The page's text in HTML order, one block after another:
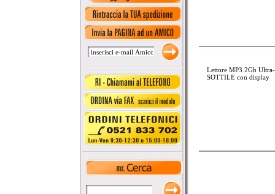
Lettore MP3 2Gb Ultra-
SOTTILE con display